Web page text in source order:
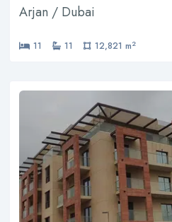
Arjan / Dubai
11 11 12,821 m2